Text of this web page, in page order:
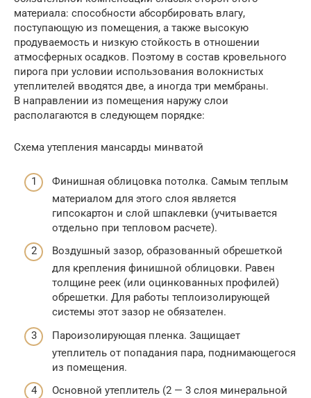
материала: способности абсорбировать влагу,
поступающую из помещения, а также высокую
продуваемость и низкую стойкость в отношении
атмосферных осадков. Поэтому в состав кровельного
пирога при условии использования волокнистых
утеплителей вводятся две, а иногда три мембраны.
В направлении из помещения наружу слои
располагаются в следующем порядке:
Схема утепления мансарды минватой
Финишная облицовка потолка. Самым теплым
материалом для этого слоя является
гипсокартон и слой шпаклевки (учитывается
отдельно при тепловом расчете).
Воздушный зазор, образованный обрешеткой
для крепления финишной облицовки. Равен
толщине реек (или оцинкованных профилей)
обрешетки. Для работы теплоизолирующей
системы этот зазор не обязателен.
Пароизолирующая пленка. Защищает
утеплитель от попадания пара, поднимающегося
из помещения.
Основной утеплитель (2 — 3 слоя минеральной